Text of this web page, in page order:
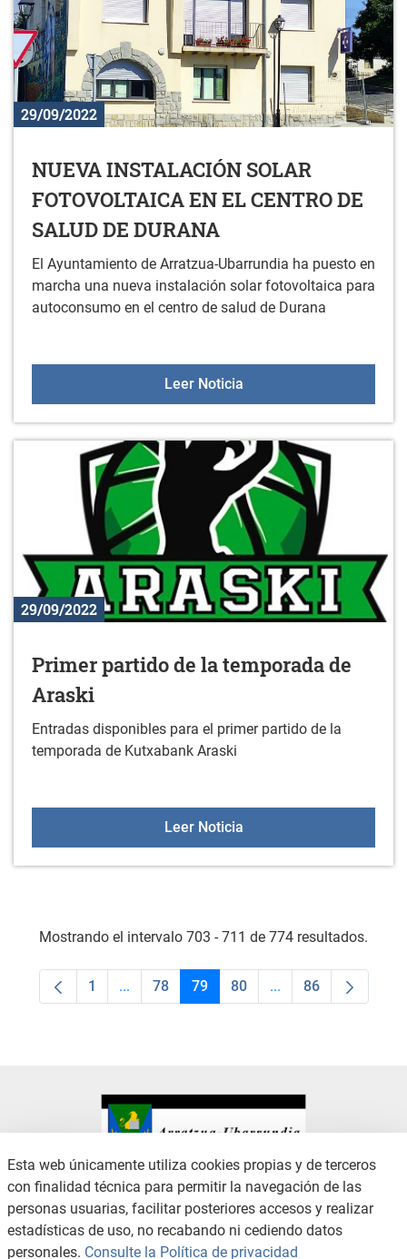
29/09/2022
NUEVA INSTALACIÓN SOLAR
FOTOVOLTAICA EN EL CENTRO DE
SALUD DE DURANA
El Ayuntamiento de Arratzua-Ubarrundia ha puesto en
marcha una nueva instalación solar fotovoltaica para
autoconsumo en el centro de salud de Durana
Leer NoticiaNUEVA INSTALACIÓN
29/09/2022
Primer partido de la temporada de
Araski
Entradas disponibles para el primer partido de la
temporada de Kutxabank Araski
Leer NoticiaPrimer partido de la
Mostrando el intervalo 703 - 711 de 774 resultados.
Página
1 ...Páginas intermedias Use TAB para
Página
78 Página
79 Página
80 ...PáginasPágina
86
CONTACTO
AVISO LEGAL
CANAL DE DENUNCIAS
POLÍTICA DE PRIVACIDAD
POLÍTICA DE COOKIES
ACCESIBILIDAD
Esta web únicamente utiliza cookies propias y de terceros
con finalidad técnica para permitir la navegación de las
personas usuarias, facilitar posteriores accesos y realizar
estadísticas de uso, no recabando ni cediendo datos
personales. Consulte la Política de privacidad